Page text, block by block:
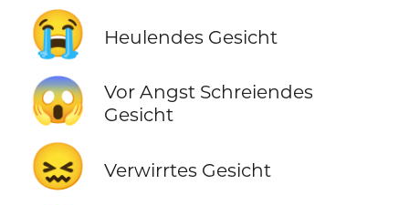
😭 Heulendes Gesicht
😱
Vor Angst Schreiendes
Gesicht
😖 Verwirrtes Gesicht